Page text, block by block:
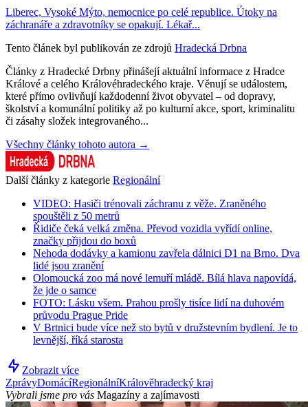
Liberec, Vysoké Mýto, nemocnice po celé republice. Útoky na
záchranáře a zdravotníky se opakují. Lékař...
Tento článek byl publikován ze zdrojů Hradecká Drbna
Články z Hradecké Drbny přinášejí aktuální informace z Hradce
Králové a celého Královéhradeckého kraje. Věnují se událostem,
které přímo ovlivňují každodenní život obyvatel – od dopravy,
školství a komunální politiky až po kulturní akce, sport, kriminalitu
či zásahy složek integrovaného...
Všechny články tohoto autora →
Další články z kategorie Regionální
VIDEO: Hasiči trénovali záchranu z věže. Zraněného
spouštěli z 50 metrů
Řidiče čeká velká změna. Převod vozidla vyřídí online,
značky přijdou do boxů
Nehoda dodávky a kamionu zavřela dálnici D1 na Brno. Dva
lidé jsou zranění
Olomoucká zoo má nové lemuří mládě. Bílá hlava napovídá,
že jde o samce
FOTO: Lásku všem. Prahou prošly tisíce lidí na duhovém
průvodu Prague Pride
V Brtnici bude více než sto bytů v družstevním bydlení. Je to
levnější, říká starosta
Zobrazit více
ZprávyDomácíRegionálníKrálověhradecký kraj
Vybrali jsme pro vás Magazíny a zajímavosti